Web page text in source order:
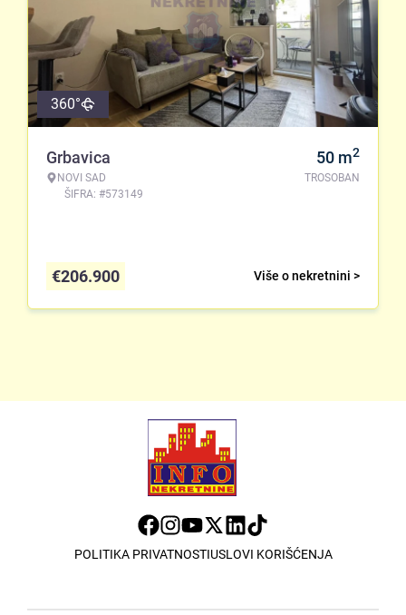
360°
Grbavica
NOVI SAD
ŠIFRA: #573149
50 m2
TROSOBAN
Više o nekretnini >
€206.900
POLITIKA PRIVATNOSTIUSLOVI KORIŠĆENJA